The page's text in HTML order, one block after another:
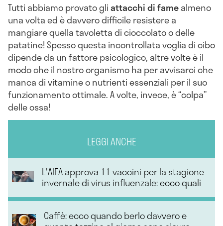
Tutti abbiamo provato gliattacchi di famealmeno
una volta ed è davvero difficile resistere a
mangiare quella tavoletta di cioccolato o delle
patatine! Spesso questa incontrollata voglia di cibo
dipende da un fattore psicologico, altre volte è il
modo che il nostro organismo ha per avvisarci che
manca di vitamine o nutrienti essenziali per il suo
funzionamento ottimale. A volte, invece, è “colpa”
delle ossa!
LEGGI ANCHE
L'AIFA approva 11 vaccini per la stagione
invernale di virus influenzale: ecco quali
Caffè: ecco quando berlo davvero e